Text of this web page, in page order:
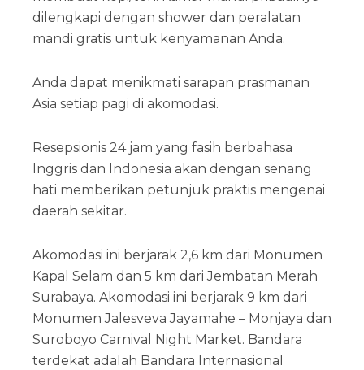
dilengkapi dengan shower dan peralatan
mandi gratis untuk kenyamanan Anda.
Anda dapat menikmati sarapan prasmanan
Asia setiap pagi di akomodasi.
Resepsionis 24 jam yang fasih berbahasa
Inggris dan Indonesia akan dengan senang
hati memberikan petunjuk praktis mengenai
daerah sekitar.
Akomodasi ini berjarak 2,6 km dari Monumen
Kapal Selam dan 5 km dari Jembatan Merah
Surabaya. Akomodasi ini berjarak 9 km dari
Monumen Jalesveva Jayamahe – Monjaya dan
Suroboyo Carnival Night Market. Bandara
terdekat adalah Bandara Internasional